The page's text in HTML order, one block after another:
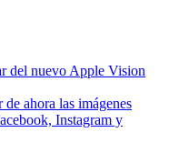
del nuevo Apple Vision
ahora las imágenes
Instagram y